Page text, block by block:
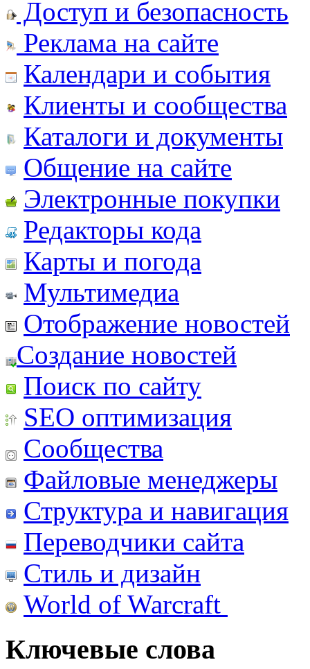
Доступ и безопасность
Реклама на сайте
Календари и события
Клиенты и сообщества
Каталоги и документы
Общение на сайте
Электронные покупки
Редакторы кода
Карты и погода
Мультимедиа
Отображение новостей
Создание новостей
Поиск по сайту
SEO оптимизация
Сообщества
Файловые менеджеры
Структура и навигация
Переводчики сайта
Стиль и дизайн
World of Warcraft
Ключевые слова